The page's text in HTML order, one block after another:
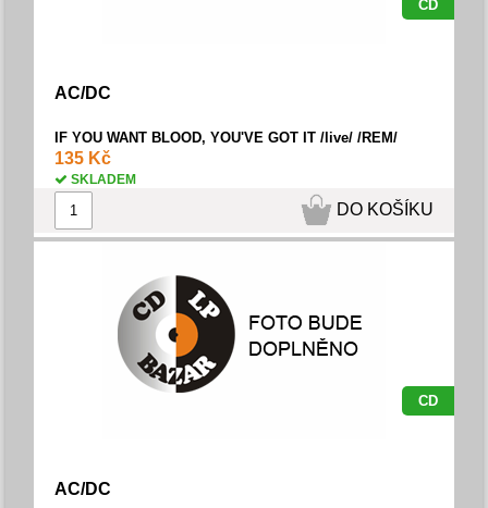
CD
AC/DC
IF YOU WANT BLOOD, YOU'VE GOT IT /live/ /REM/
135 Kč
SKLADEM
DO KOŠÍKU
CD
AC/DC